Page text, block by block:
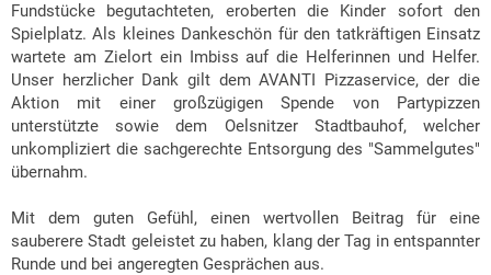
Fundstücke begutachteten, eroberten die Kinder sofort den
Spielplatz. Als kleines Dankeschön für den tatkräftigen Einsatz
wartete am Zielort ein Imbiss auf die Helferinnen und Helfer.
Unser herzlicher Dank gilt dem AVANTI Pizzaservice, der die
Aktion mit einer großzügigen Spende von Partypizzen
unterstützte sowie dem Oelsnitzer Stadtbauhof, welcher
unkompliziert die sachgerechte Entsorgung des "Sammelgutes"
übernahm.
Mit dem guten Gefühl, einen wertvollen Beitrag für eine
sauberere Stadt geleistet zu haben, klang der Tag in entspannter
Runde und bei angeregten Gesprächen aus.